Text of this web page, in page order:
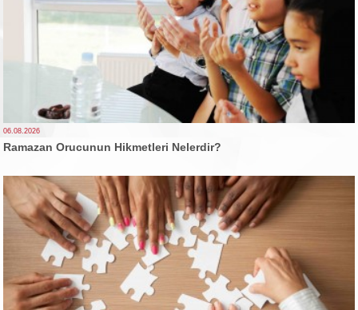
06.08.2026
Ramazan Orucunun Hikmetleri Nelerdir?